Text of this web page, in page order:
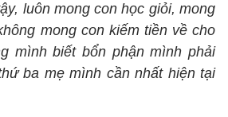
luôn mong con học giỏi, mong
mong con kiếm tiền về cho
mình biết bổn phận mình phải
ba mẹ mình cần nhất hiện tại